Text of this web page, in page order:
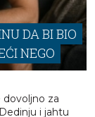
DA BI BIO
NEGO